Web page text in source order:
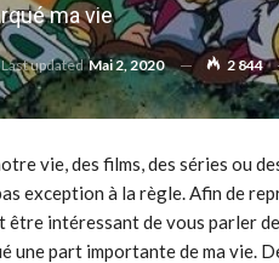
ma vie
Last updatedMai 2, 2020 2 844
vie, des films, des séries ou
exception à la règle. Afin de
intéressant de vous parler
une part importante de ma vie.